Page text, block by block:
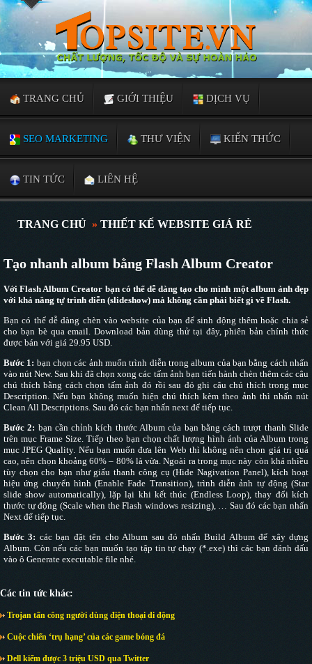
TRANG CHỦ GIỚI THIỆU DỊCH VỤ
SEO MARKETING THƯ VIỆN KIẾN THỨC
TIN TỨC LIÊN HỆ
TRANG CHỦ » THIẾT KẾ WEBSITE GIÁ RẺ
Tạo nhanh album bằng Flash Album Creator
Với Flash Album Creator bạn có thể dễ dàng tạo cho mình một album ảnh đẹp
với khả năng tự trình diễn (slideshow) mà không cần phải biết gì về Flash.
Bạn có thể dễ dàng chèn vào website của bạn để sinh động thêm hoặc chia sẻ
cho bạn bè qua email. Download bản dùng thử tại đây, phiên bản chính thức
được bán với giá 29.95 USD.
Bước 1: bạn chọn các ảnh muốn trình diễn trong album của bạn bằng cách nhấn
vào nút New. Sau khi đã chọn xong các tấm ảnh bạn tiến hành chèn thêm các câu
chú thích bằng cách chọn tấm ảnh đó rồi sau đó ghi câu chú thích trong mục
Description. Nếu bạn không muốn hiện chú thích kèm theo ảnh thì nhấn nút
Clean All Descriptions. Sau đó các bạn nhấn next để tiếp tục.
Bước 2: bạn cần chỉnh kích thước Album của bạn bằng cách trượt thanh Slide
trên mục Frame Size. Tiếp theo bạn chọn chất lượng hình ảnh của Album trong
mục JPEG Quality. Nếu bạn muốn đưa lên Web thì không nên chọn giá trị quá
cao, nên chọn khoảng 60% – 80% là vừa. Ngoài ra trong mục này còn khá nhiều
tùy chọn cho bạn như giấu thanh công cụ (Hide Nagivation Panel), kích hoạt
hiệu ứng chuyển hình (Enable Fade Transition), trình diễn ảnh tự động (Star
slide show automatically), lặp lại khi kết thúc (Endless Loop), thay đổi kích
thước tự động (Scale when the Flash windows resizing), … Sau đó các bạn nhấn
Next để tiếp tục.
Bước 3: các bạn đặt tên cho Album sau đó nhấn Build Album để xây dựng
Album. Còn nếu các bạn muốn tạo tập tin tự chạy (*.exe) thì các bạn đánh dấu
vào ô Generate executable file nhé.
Các tin tức khác:
Trojan tấn công người dùng điện thoại di động
Cuộc chiến ‘trụ hạng’ của các game bóng đá
Dell kiếm được 3 triệu USD qua Twitter